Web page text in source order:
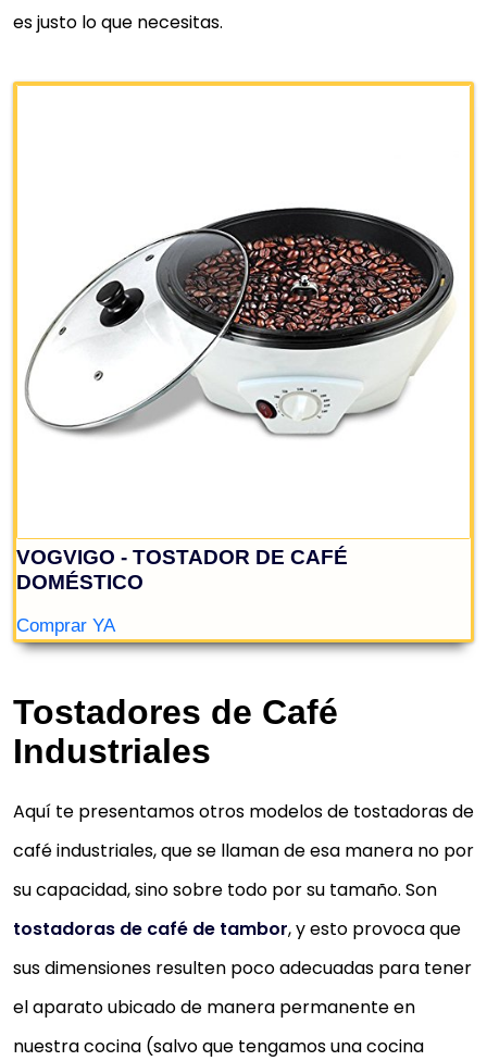
es justo lo que necesitas.
Tostadores de Café
Industriales
Aquí te presentamos otros modelos de tostadoras de
café industriales, que se llaman de esa manera no por
su capacidad, sino sobre todo por su tamaño. Son
tostadoras de café de tambor, y esto provoca que
sus dimensiones resulten poco adecuadas para tener
el aparato ubicado de manera permanente en
nuestra cocina (salvo que tengamos una cocina